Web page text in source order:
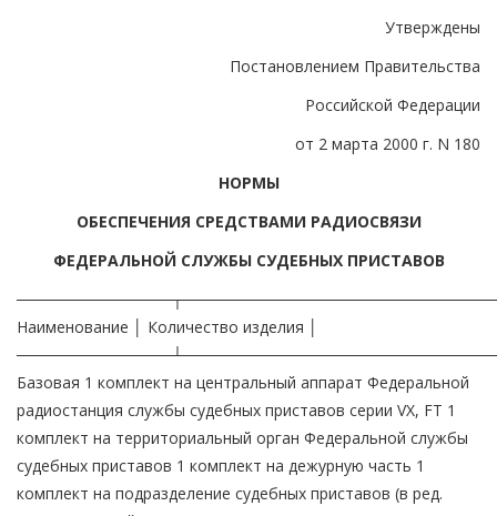
Утверждены
Постановлением Правительства
Российской Федерации
от 2 марта 2000 г. N 180
НОРМЫ
ОБЕСПЕЧЕНИЯ СРЕДСТВАМИ РАДИОСВЯЗИ
ФЕДЕРАЛЬНОЙ СЛУЖБЫ СУДЕБНЫХ ПРИСТАВОВ
Наименование │ Количество изделия │
Базовая 1 комплект на центральный аппарат Федеральной
радиостанция службы судебных приставов серии VX, FT 1
комплект на территориальный орган Федеральной службы
судебных приставов 1 комплект на дежурную часть 1
комплект на подразделение судебных приставов (в ред.